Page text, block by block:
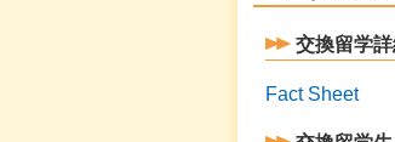
交換留学
Fact Sheet